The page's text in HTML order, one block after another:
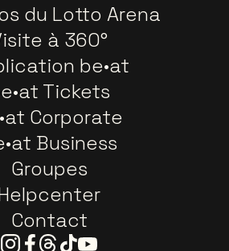
du Lotto Arena
à 360°
be•at
Tickets
Corporate
Business
Groupes
Contact
Instagram
Facebook
Threads
TiktokYoutube